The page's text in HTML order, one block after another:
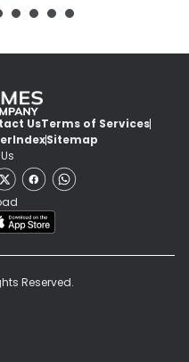
UsTerms of Services
IndexSitemap
Reserved.